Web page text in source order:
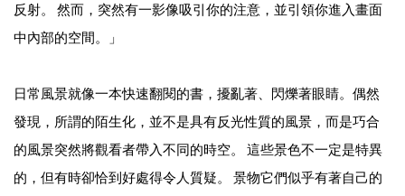
反射。
然而，突然有一影像吸引你的注意，並引領你進入畫面
中內部的空間。」
日常風景就像一本快速翻閱的書，擾亂著、閃爍著眼睛。偶然
發現，所謂的陌生化，並不是具有反光性質的風景，而是巧合
的風景突然將觀看者帶入不同的時空。
這些景色不一定是特異
的，但有時卻恰到好處得令人質疑。
景物它們似乎有著自己的